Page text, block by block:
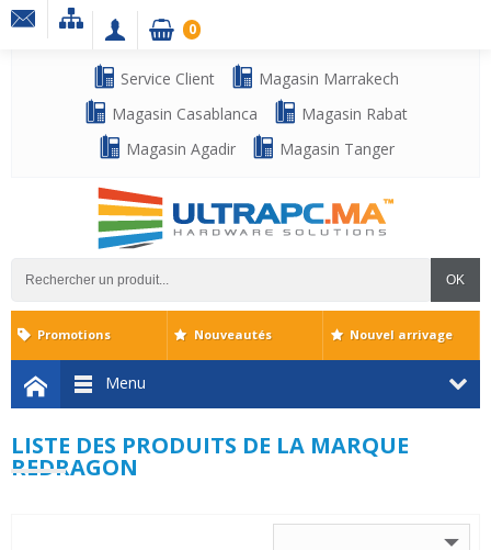
Service Client
Magasin Marrakech
Magasin Casablanca
Magasin Rabat
Magasin Agadir
Magasin Tanger
OK
0
Menu
Promotions Nouveautés Nouvel arrivage
LISTE DES PRODUITS DE LA MARQUE
REDRAGON